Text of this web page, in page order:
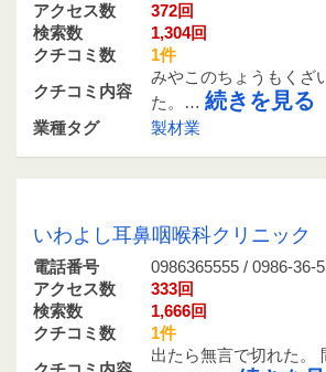
アクセス数
372回
検索数
1,304回
クチコミ数
1件
クチコミ内容
みやこのちょうもくざ
た。… 続きを見る
業種タグ 製材業
いわよし耳鼻咽喉科クリニック
電話番号
0986365555 / 0986-36-
アクセス数
333回
検索数
1,666回
クチコミ数
1件
出たら無言で切れた。